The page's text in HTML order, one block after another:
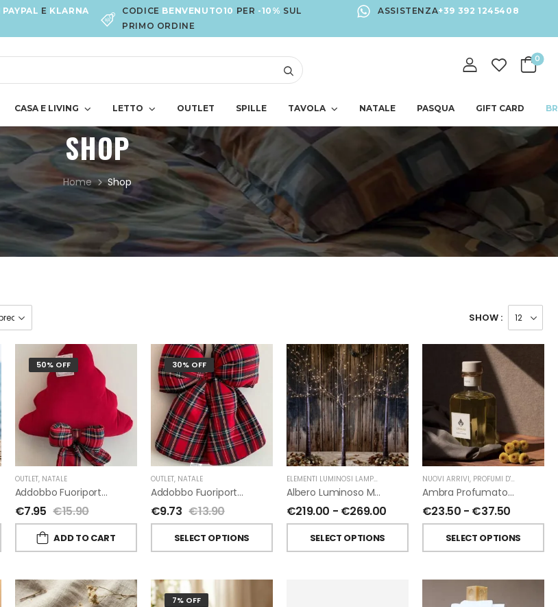
PAYPAL E KLARNA CODICE BENVENUTO10 PER -10% SUL
PRIMO ORDINE
ASSISTENZA+39 392 1245408
0
CASA E LIVING LETTO OUTLET SPILLE TAVOLA NATALE PASQUA GIFT CARD
SHOP
Home Shop
SHOW :
FIORIRA' UN GIARDINO
50% OFF
OUTLET, NATALE
Addobbo Fuoriporta Alberello Velluto Rosso Con Fiocchetto Tartan
€7.95 €15.90
ADD TO CART
30% OFF
OUTLET, NATALE
Addobbo Fuoriporta Fiocco In Velluto Rosso O In Tartan
€9.73 €13.90
SELECT OPTIONS
ELEMENTI LUMINOSI LAMPADE E LED NATALE,FIORIRA' UN GIARDINO
Albero Luminoso Marrone Interno-Esterno Di Fiorirà Un Giardino
€219.00 - €269.00
SELECT OPTIONS
NUOVI ARRIVI, PROFUMI D'AMBIENTE
Ambra Profumatori Per Ambiente A Bastoncini Di Chiara Firenze
€23.50 - €37.50
SELECT OPTIONS
7% OFF